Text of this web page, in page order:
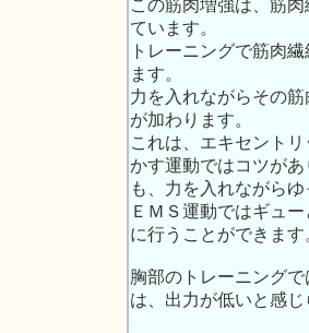
この筋肉増強は、筋
ています。
トレーニングで筋肉
ます。
力を入れながらその
が加わります。
これは、エキセント
かす運動ではコツが
も、力を入れながら
ＥＭＳ運動ではギュ
に行うことができます
胸部のトレーニング
は、出力が低いと感